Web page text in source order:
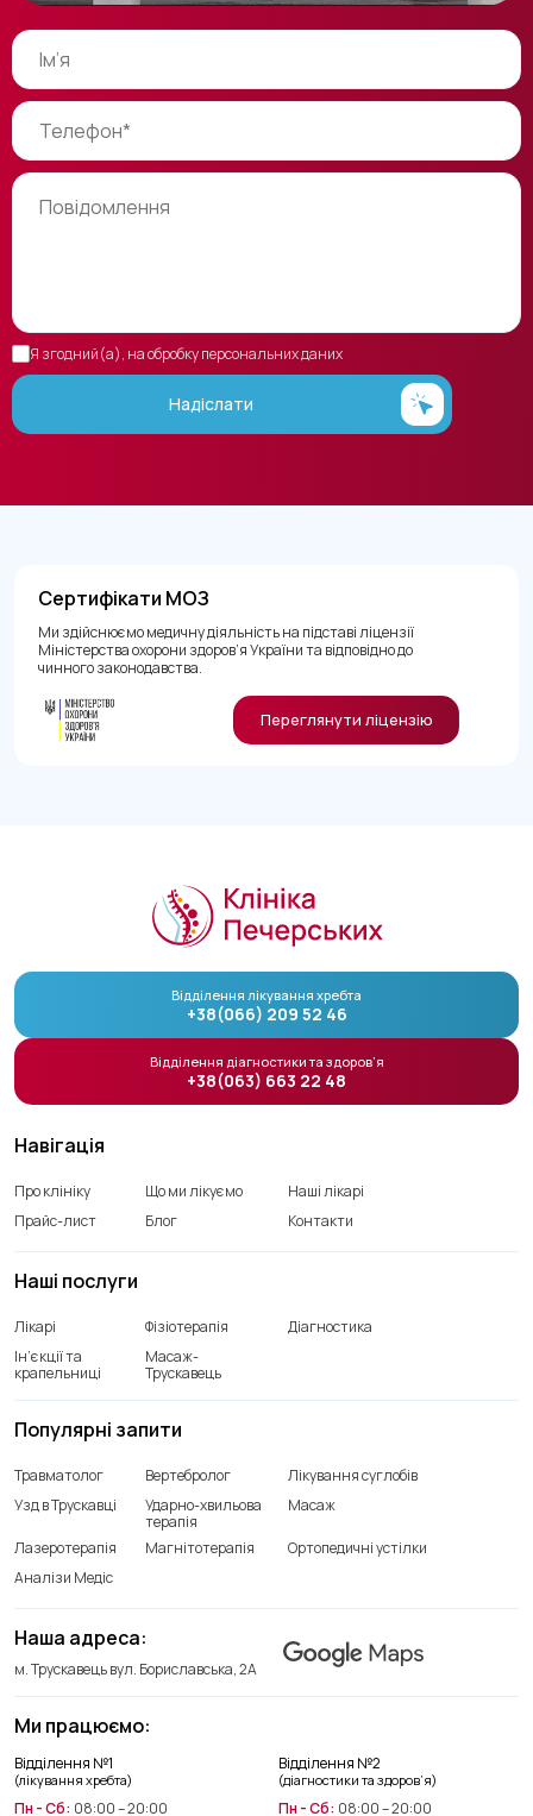
Я згодний(а), на обробку персональних даних
Надіслати
Сертифікати МОЗ
Ми здійснюємо медичну діяльність на підставі ліцензії
Міністерства охорони здоров’я України та відповідно до
чинного законодавства.
Переглянути ліцензію
Навігація
Про клініку Що ми лікуємо
Наші лікарі
Прайс-лист
Блог Контакти
Наші послуги
Лікарі Фізіотерапія
Діагностика
Ін’єкції та
крапельниці
Масаж-
Трускавець
Ми працюємо:
Відділення №1
(лікування хребта)
Пн - Сб: 08:00 – 20:00
Відділення №2
(діагностики та здоров’я)
Пн - Сб: 08:00 – 20:00
Наша адреса:
м. Трускавець вул. Бориславська, 2А
Популярні запити
Травматолог Вертебролог
Лікування суглобів
Узд в Трускавці
Ударно-хвильова
терапія
Масаж
Лазеротерапія Магнітотерапія
Ортопедичні устілки
Аналізи Медіс
Відділення лікування хребта
+38(066) 209 52 46
Відділення діагностики та здоров’я
+38(063) 663 22 48
+38(066) 209 52 46